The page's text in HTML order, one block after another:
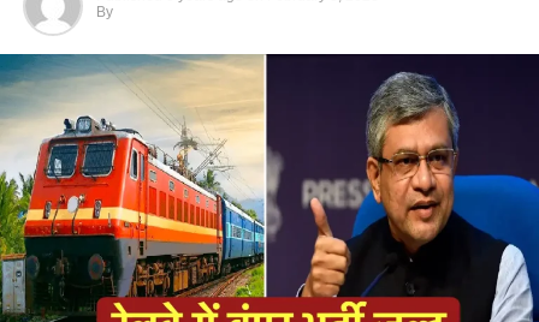
बहुत कम महिलायें ही करती है रेलवे लोकों पायलट की
जॉब- नीलम
By